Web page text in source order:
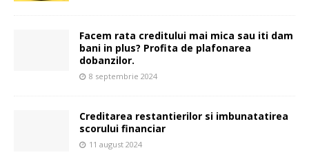
Facem rata creditului mai mica sau iti dam
bani in plus? Profita de plafonarea
dobanzilor.
8 septembrie 2024
Creditarea restantierilor si imbunatatirea
scorului financiar
11 august 2024